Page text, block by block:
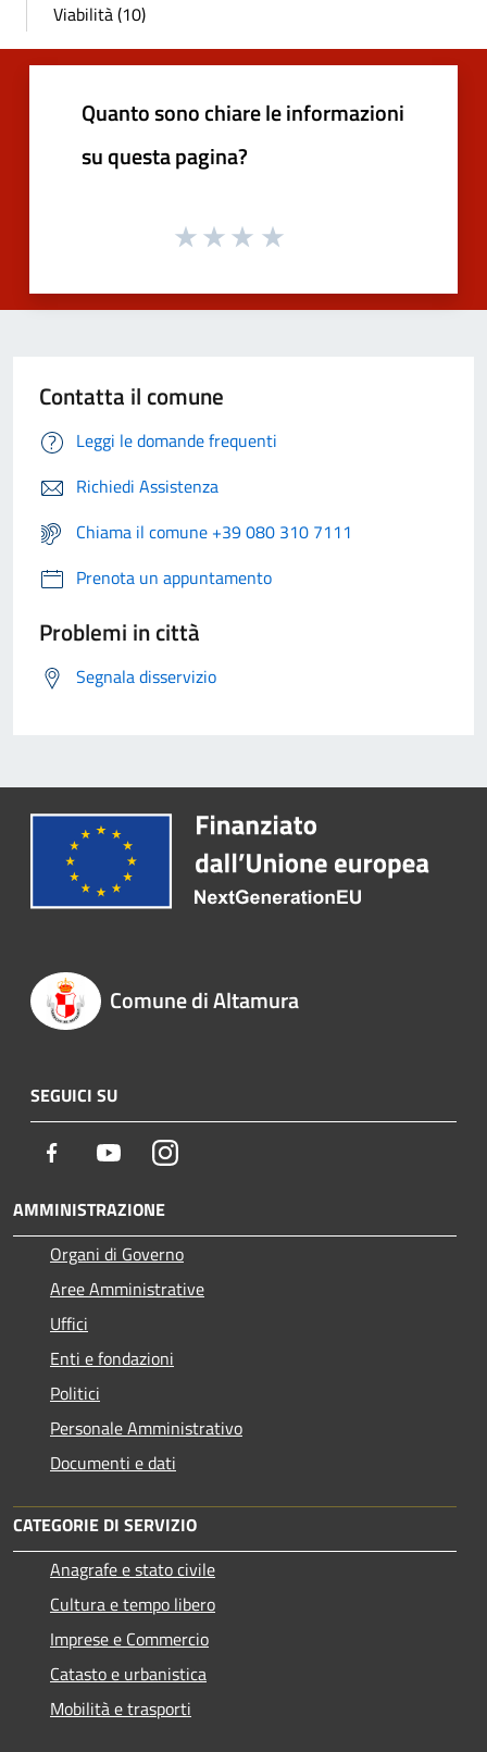
Viabilità (10)
Quanto sono chiare le informazioni
su questa pagina?
Contatta il comune
Leggi le domande frequenti
Richiedi Assistenza
Chiama il comune +39 080 310 7111
Prenota un appuntamento
Problemi in città
Segnala disservizio
Comune di Altamura
SEGUICI SU
Facebook YoutubeInstagram
AMMINISTRAZIONE
Organi di Governo
Aree Amministrative
Uffici
Enti e fondazioni
Politici
Personale Amministrativo
Documenti e dati
CATEGORIE DI SERVIZIO
Anagrafe e stato civile
Cultura e tempo libero
Imprese e Commercio
Catasto e urbanistica
Mobilità e trasporti